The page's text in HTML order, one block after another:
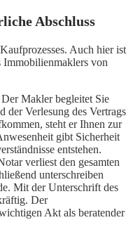
Abschluss
Auch hier ist
Immobilienmaklers von
Der Makler begleitet Sie
der Verlesung des Vertrags
steht er Ihnen zur
gibt Sicherheit
entstehen.
verliest den gesamten
unterschreiben
Mit der Unterschrift des
Der
Akt als beratender